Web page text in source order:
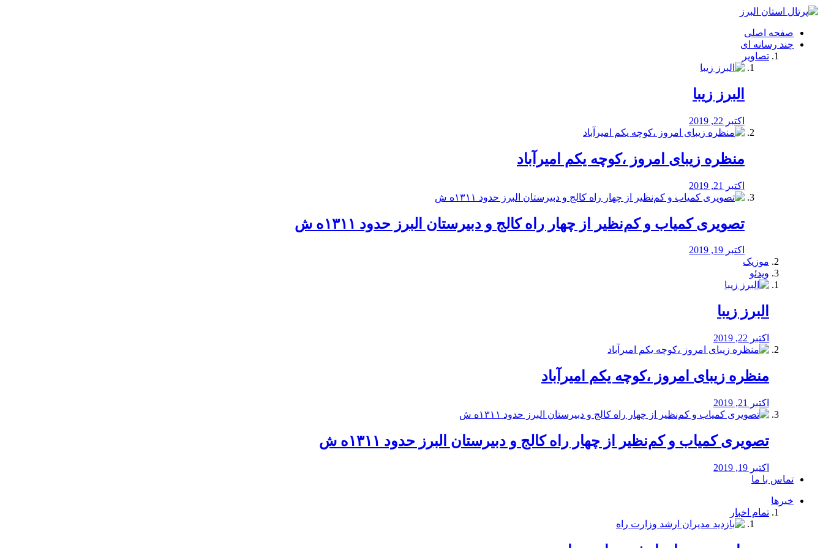
فصد
شرق
تهران
خشکشویی
صفحه اصلی
چند رسانه ای
تصاویر
البرز زیبا
اکتبر 22, 2019
منظره‌‌ زیبای امروز ،کوچه یکم امیرآباد
اکتبر 21, 2019
️تصویری کمیاب و کم‌نظیر از چهار راه كالج و دبيرستان البرز حدود ۱۳۱۱ه ش
اکتبر 19, 2019
موزیک
ویدئو
البرز زیبا
اکتبر 22, 2019
منظره‌‌ زیبای امروز ،کوچه یکم امیرآباد
اکتبر 21, 2019
️تصویری کمیاب و کم‌نظیر از چهار راه كالج و دبيرستان البرز حدود ۱۳۱۱ه ش
اکتبر 19, 2019
تماس با ما
خبرها
تمام اخبار